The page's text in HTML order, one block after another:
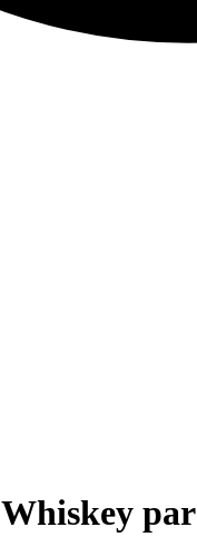
Whiskey par